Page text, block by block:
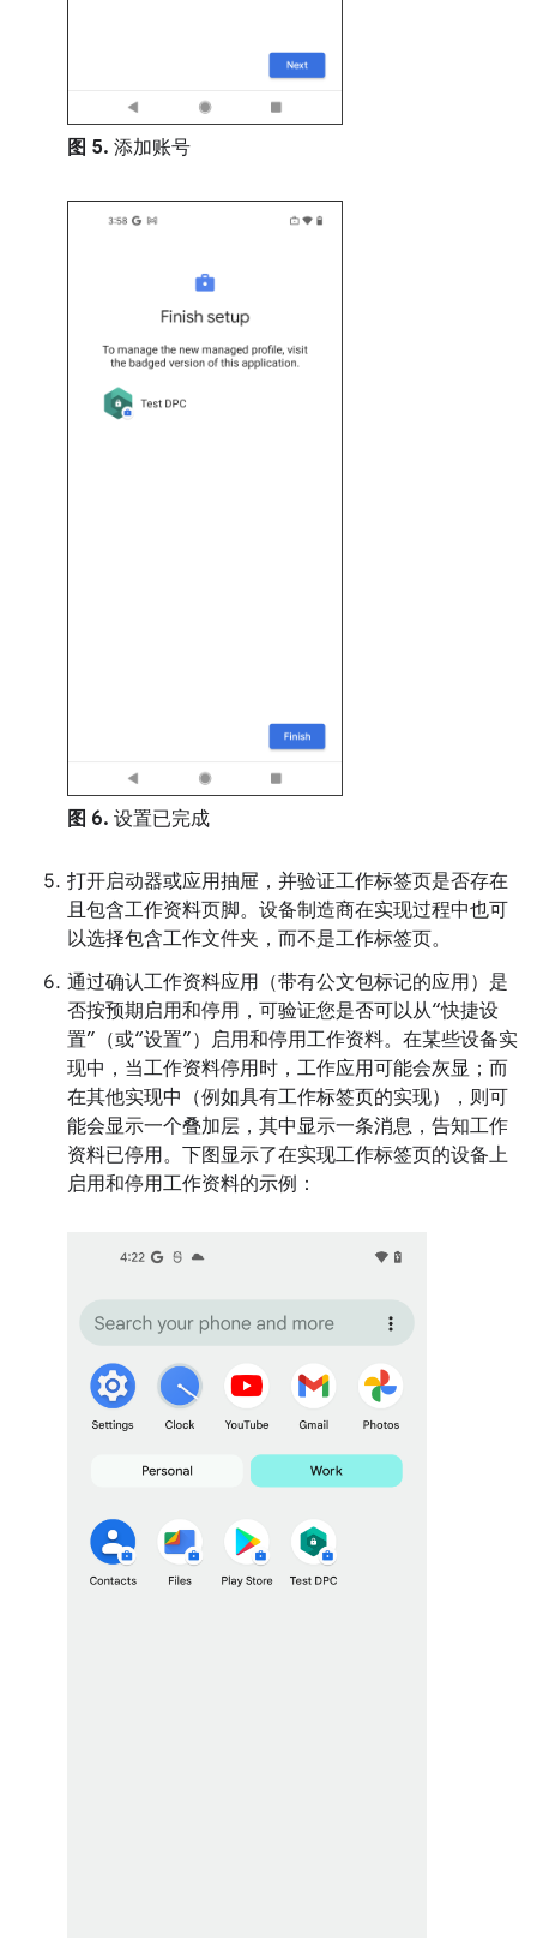
图 5. 添加账号
图 6. 设置已完成
打开启动器或应用抽屉，并验证工作标签页是否存在
且包含工作资料页脚。设备制造商在实现过程中也可
以选择包含工作文件夹，而不是工作标签页。
通过确认工作资料应用（带有公文包标记的应用）是
否按预期启用和停用，可验证您是否可以从“快捷设
置”（或“设置”）启用和停用工作资料。在某些设备实
现中，当工作资料停用时，工作应用可能会灰显；而
在其他实现中（例如具有工作标签页的实现），则可
能会显示一个叠加层，其中显示一条消息，告知工作
资料已停用。下图显示了在实现工作标签页的设备上
启用和停用工作资料的示例：